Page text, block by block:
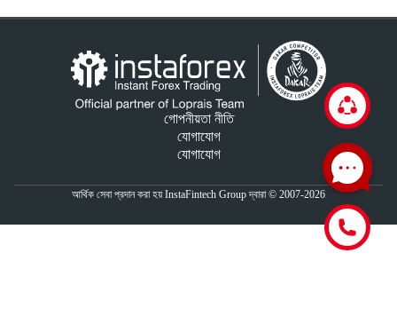
গোপনীয়তা নীতি
যোগাযোগ
যোগাযোগ
আর্থিক সেবা প্রদান করা হয় InstaFintech Group দ্বারা © 2007-2026